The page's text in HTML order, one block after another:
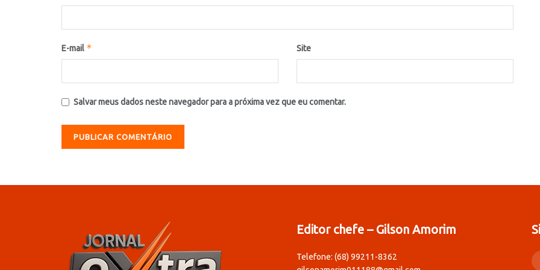
E-mail * Site
Salvar meus dados neste navegador para a próxima vez que eu comentar.
Editor chefe – Gilson Amorim
Telefone: (68) 99211-8362